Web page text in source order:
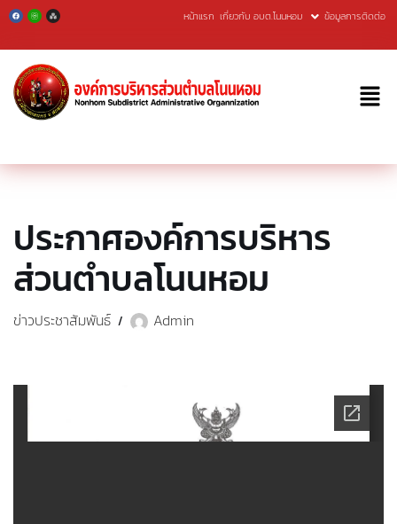
Skip
to
content
หน้าแรก เกี่ยวกับ อบต.โนนหอม ข้อมูลการติดต่อ
ประกาศองค์การบริหาร
ส่วนตำบลโนนหอม
ข่าวประชาสัมพันธ์ Admin